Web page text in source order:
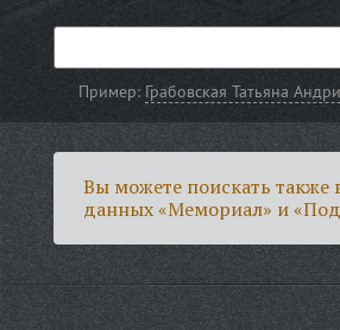
Пример: Грабовская Татьяна
Вы можете поискать также
данных «Мемориал» и